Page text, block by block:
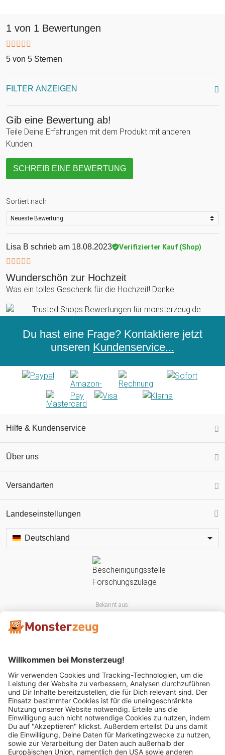
1 von 1 Bewertungen
5 von 5 Sternen
FILTER ANZEIGEN
Gib eine Bewertung ab!
Teile Deine Erfahrungen mit dem Produkt mit anderen
Kunden.
SCHREIB EINE BEWERTUNG
Sortiert nach
Lisa B schrieb am 18.08.2023 Verifizierter Kauf (Shop)
Wunderschön zur Hochzeit
Was ein tolles Geschenk für die Hochzeit! Danke
Du hast eine Frage? Kontaktiere jetzt
unseren Kundenservice...
Hilfe & Kundenservice
Über uns
Versandarten
Landeseinstellungen
Deutschland
Bekannt aus:
Mitglied im: